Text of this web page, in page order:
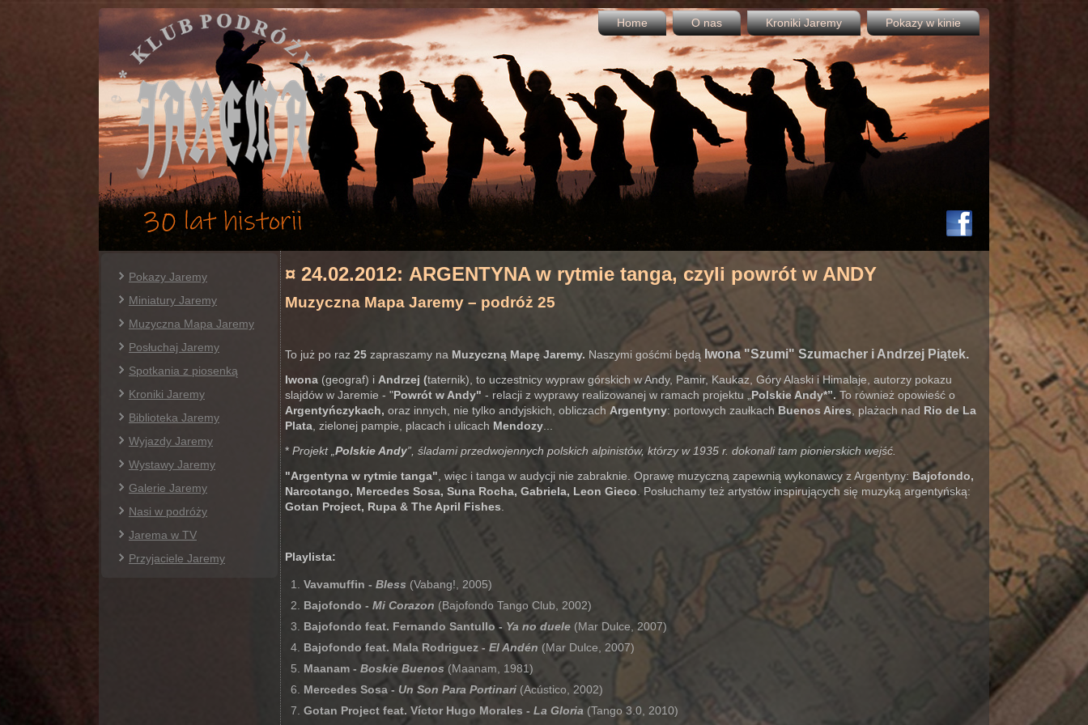
Home O nas Kroniki Jaremy Pokazy w kinie
Pokazy Jaremy
Miniatury Jaremy
Muzyczna Mapa Jaremy
Posłuchaj Jaremy
Spotkania z piosenką
Kroniki Jaremy
Biblioteka Jaremy
Wyjazdy Jaremy
Wystawy Jaremy
Galerie Jaremy
Nasi w podróży
Jarema w TV
Przyjaciele Jaremy
¤ 24.02.2012: ARGENTYNA w rytmie tanga, czyli powrót w ANDY
Muzyczna Mapa Jaremy – podróż 25
To już po raz 25 zapraszamy na Muzyczną Mapę Jaremy. Naszymi gośćmi będą Iwona "Szumi" Szumacher i Andrzej Piątek.
Iwona (geograf) i Andrzej (taternik), to uczestnicy wypraw górskich w Andy, Pamir, Kaukaz, Góry Alaski i Himalaje, autorzy pokazu
slajdów w Jaremie - "Powrót w Andy" - relacji z wyprawy realizowanej w ramach projektu „ Polskie Andy*”. To również opowieść o
Argentyńczykach, oraz innych, nie tylko andyjskich, obliczach Argentyny: portowych zaułkach Buenos Aires , plażach nad Rio de La
Plata , zielonej pampie, placach i ulicach Mendozy
* Projekt „ Polskie Andy”, śladami przedwojennych polskich alpinistów, którzy w 1935 r. dokonali tam pionierskich wejść.
"Argentyna w rytmie tanga" , więc i tanga w audycji nie zabraknie. Oprawę muzyczną zapewnią wykonawcy z Argentyny: Bajofondo,
Narcotango, Mercedes Sosa, Suna Rocha, Gabriela, Leon Gieco . Posłuchamy też artystów inspirujących się muzyką argentyńską:
Gotan Project, Rupa & The April Fishes
Playlista:
Vavamuffin - Bless (Vabang!, 2005)
Bajofondo - Mi Corazon (Bajofondo Tango Club, 2002)
Bajofondo feat. Fernando Santullo - Ya no duele (Mar Dulce, 2007)
Bajofondo feat. Mala Rodriguez - El Andén (Mar Dulce, 2007)
Maanam - Boskie Buenos (Maanam, 1981)
Mercedes Sosa - Un Son Para Portinari (Acústico, 2002)
Gotan Project feat. Víctor Hugo Morales - La Gloria (Tango 3.0, 2010)